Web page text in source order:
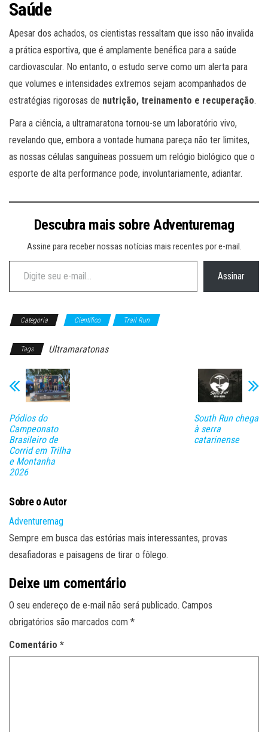
Saúde
Apesar dos achados, os cientistas ressaltam que isso não invalida
a prática esportiva, que é amplamente benéfica para a saúde
cardiovascular. No entanto, o estudo serve como um alerta para
que volumes e intensidades extremos sejam acompanhados de
estratégias rigorosas de nutrição, treinamento e recuperação.
Para a ciência, a ultramaratona tornou-se um laboratório vivo,
revelando que, embora a vontade humana pareça não ter limites,
as nossas células sanguíneas possuem um relógio biológico que o
esporte de alta performance pode, involuntariamente, adiantar.
Descubra mais sobre Adventuremag
Assine para receber nossas notícias mais recentes por e-mail.
Digite seu e-mail…
Assinar
Categoria Científico Trail Run
Tags Ultramaratonas
Pódios do
Campeonato
Brasileiro de
Corrid em Trilha
e Montanha
2026
South Run chega
à serra
catarinense
Sobre o Autor
Adventuremag
Sempre em busca das estórias mais interessantes, provas
desafiadoras e paisagens de tirar o fôlego.
Deixe um comentário
O seu endereço de e-mail não será publicado. Campos
obrigatórios são marcados com *
Comentário *